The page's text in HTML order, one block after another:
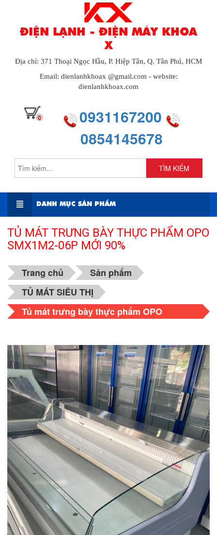
ĐIỆN LẠNH - ĐIỆN MÁY KHOA
X
Địa chỉ: 371 Thoại Ngọc Hầu, P. Hiệp Tân, Q. Tân Phú, HCM
Email: dienlanhkhoax @gmail.com - website:
dienlanhkhoax.com
0
0931167200
0854145678
TÌM KIẾM
DANH MỤC SẢN PHẨM
TỦ MÁT TRƯNG BÀY THỰC PHẨM OPO
SMX1M2-06P MỚI 90%
Trang chủ
Sản phẩm
TỦ MÁT SIÊU THỊ
Tủ mát trưng bày thực phẩm OPO